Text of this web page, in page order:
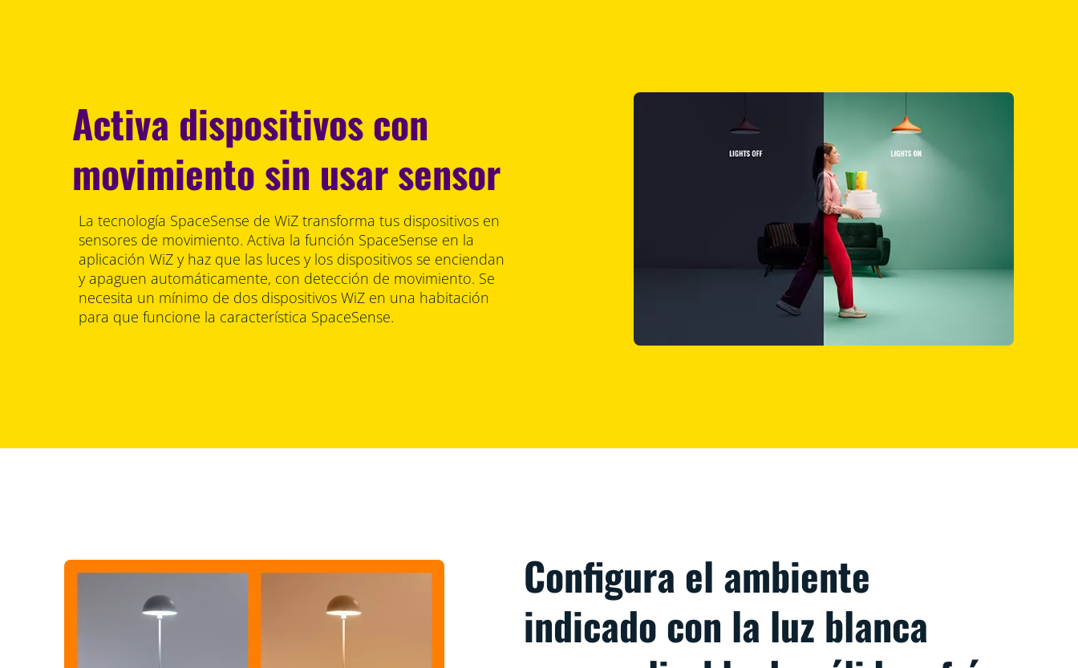
Activa dispositivos con
movimiento sin usar sensor
La tecnología SpaceSense de WiZ transforma tus dispositivos en
sensores de movimiento. Activa la función SpaceSense en la
aplicación WiZ y haz que las luces y los dispositivos se enciendan
y apaguen automáticamente, con detección de movimiento. Se
necesita un mínimo de dos dispositivos WiZ en una habitación
para que funcione la característica SpaceSense.
Configura el ambiente
indicado con la luz blanca